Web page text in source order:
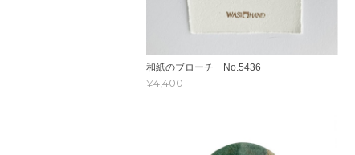
和紙のブローチ No.5436
¥4,400